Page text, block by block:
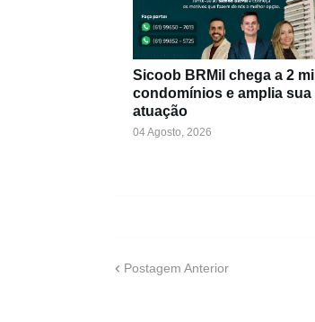
Sicoob BRMil chega a 2 mil
condomínios e amplia sua
atuação
04 Agosto, 2026
Postagem Anterior